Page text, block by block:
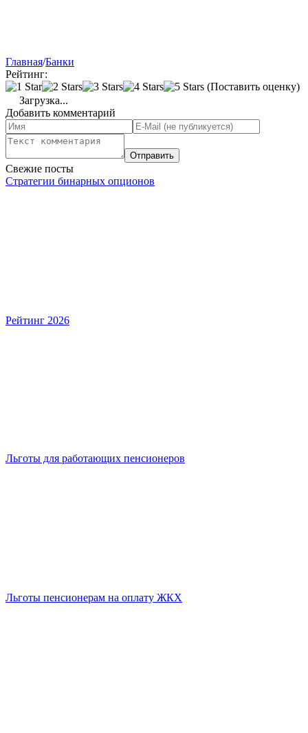
Главная/Банки
Рейтинг:
(Поставить оценку)
Загрузка...
Добавить комментарий
Свежие посты
Стратегии бинарных опционов
Рейтинг 2026
Льготы для работающих пенсионеров
Льготы пенсионерам на оплату ЖКХ